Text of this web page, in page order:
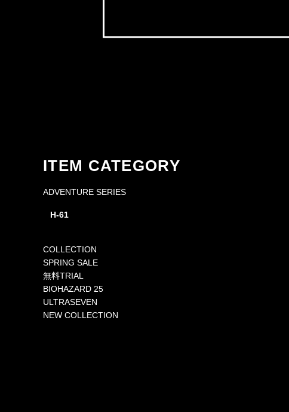
ITEM CATEGORY
ADVENTURE SERIES
H-61
COLLECTION
SPRING SALE
無料TRIAL
BIOHAZARD 25
ULTRASEVEN
NEW COLLECTION